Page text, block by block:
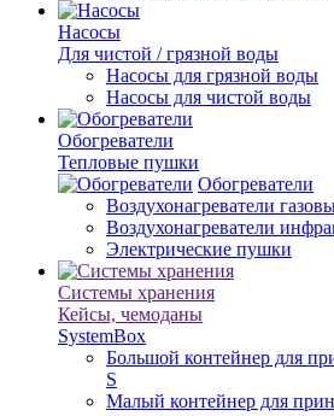
Насосы
Для чистой / грязной воды
Насосы для грязной воды
Насосы для чистой воды
Обогреватели
Тепловые пушки
Обогреватели
Воздухонагреватели
Воздухонагреватели
Электрические пушки
Системы хранения
Кейсы, чемоданы
SystemBox
Большой контейнер для
S
Малый контейнер для